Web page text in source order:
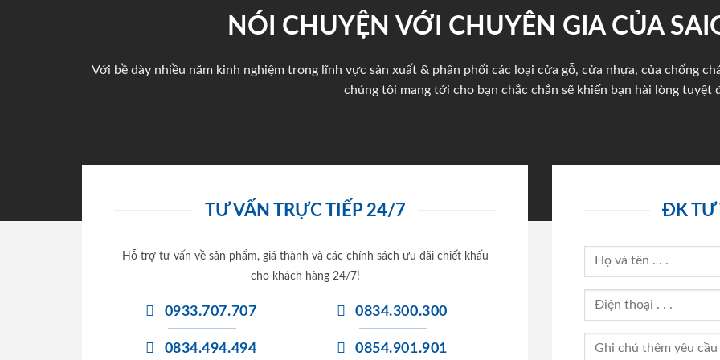
NÓI CHUYỆN VỚI CHUYÊN GIA CỦA
Với bề dày nhiều năm kinh nghiệm trong lĩnh vực sản xuất & phân phối các loại cửa gỗ, cửa nhựa, của chống
chúng tôi mang tới cho bạn chắc chắn sẽ khiến bạn hài lòng tuyệt
TƯ VẤN TRỰC TIẾP 24/7
Hỗ trợ tư vấn về sản phẩm, giá thành và các chính sách ưu đãi chiết khấu
cho khách hàng 24/7!
0933.707.707
0834.494.494
0834.300.300
0854.901.901
ĐK TƯ